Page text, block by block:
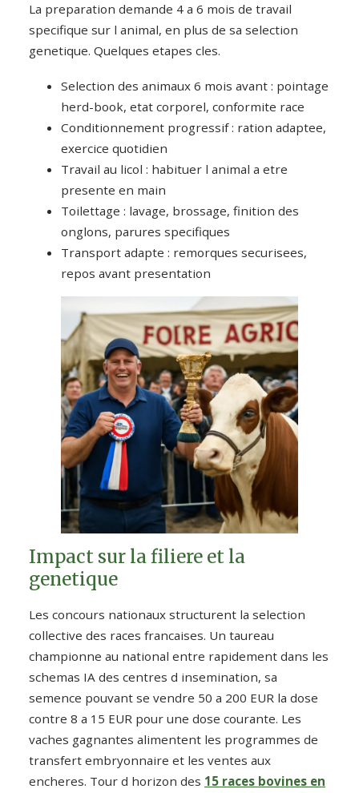
La preparation demande 4 a 6 mois de travail
specifique sur l animal, en plus de sa selection
genetique. Quelques etapes cles.
Selection des animaux 6 mois avant : pointage
herd-book, etat corporel, conformite race
Conditionnement progressif : ration adaptee,
exercice quotidien
Travail au licol : habituer l animal a etre
presente en main
Toilettage : lavage, brossage, finition des
onglons, parures specifiques
Transport adapte : remorques securisees,
repos avant presentation
Impact sur la filiere et la
genetique
Les concours nationaux structurent la selection
collective des races francaises. Un taureau
championne au national entre rapidement dans les
schemas IA des centres d insemination, sa
semence pouvant se vendre 50 a 200 EUR la dose
contre 8 a 15 EUR pour une dose courante. Les
vaches gagnantes alimentent les programmes de
transfert embryonnaire et les ventes aux
encheres. Tour d horizon des 15 races bovines en